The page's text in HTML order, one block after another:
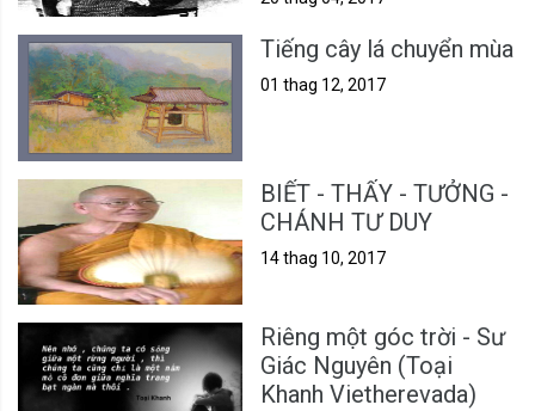
Tiếng cây lá chuyển mùa
01 thag 12, 2017
BIẾT - THẤY - TƯỞNG -
CHÁNH TƯ DUY
14 thag 10, 2017
Riêng một góc trời - Sư
Giác Nguyên (Toại
Khanh Vietherevada)